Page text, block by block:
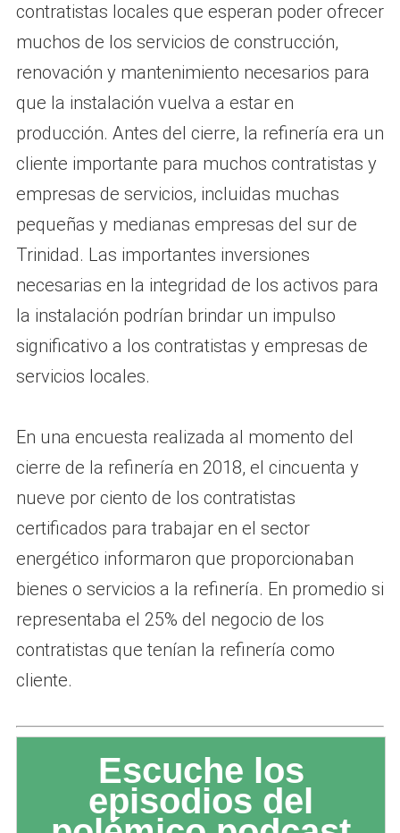
contratistas locales que esperan poder ofrecer
muchos de los servicios de construcción,
renovación y mantenimiento necesarios para
que la instalación vuelva a estar en
producción. Antes del cierre, la refinería era un
cliente importante para muchos contratistas y
empresas de servicios, incluidas muchas
pequeñas y medianas empresas del sur de
Trinidad. Las importantes inversiones
necesarias en la integridad de los activos para
la instalación podrían brindar un impulso
significativo a los contratistas y empresas de
servicios locales.
En una encuesta realizada al momento del
cierre de la refinería en 2018, el cincuenta y
nueve por ciento de los contratistas
certificados para trabajar en el sector
energético informaron que proporcionaban
bienes o servicios a la refinería. En promedio si
representaba el 25% del negocio de los
contratistas que tenían la refinería como
cliente.
Escuche los
episodios del